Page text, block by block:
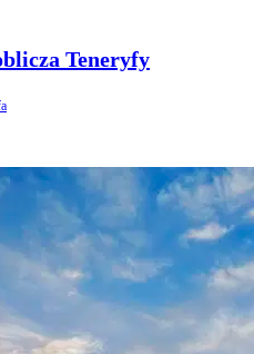
Teneryfy